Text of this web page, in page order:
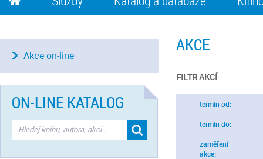
AKCE
FILTR AKCÍ
termín od:
termín do:
zaměření
akce:
Akce on-line
ON-LINE KATALOG